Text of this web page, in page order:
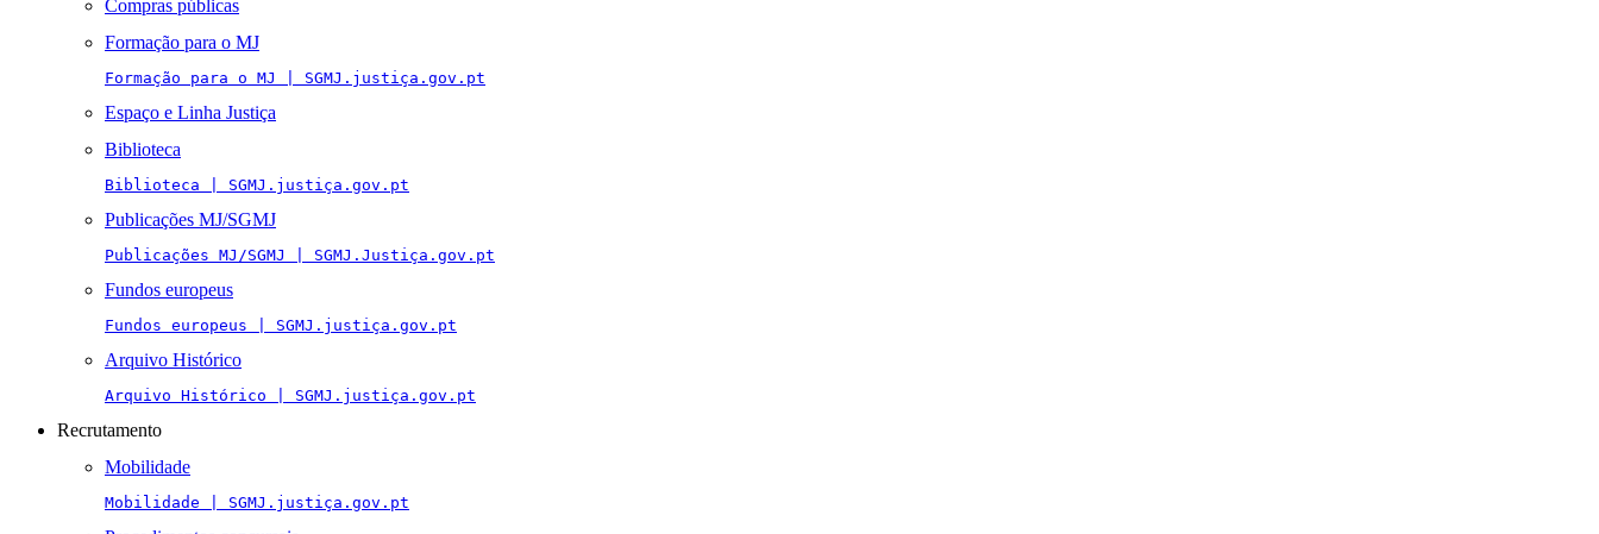
Compras públicas
Formação para o MJ
Formação para o MJ | SGMJ.justiça.gov.pt
Espaço e Linha Justiça
Biblioteca
Biblioteca | SGMJ.justiça.gov.pt
Publicações MJ/SGMJ
Publicações MJ/SGMJ | SGMJ.Justiça.gov.pt
Fundos europeus
Fundos europeus | SGMJ.justiça.gov.pt
Arquivo Histórico
Arquivo Histórico | SGMJ.justiça.gov.pt
Recrutamento
Mobilidade
Mobilidade | SGMJ.justiça.gov.pt